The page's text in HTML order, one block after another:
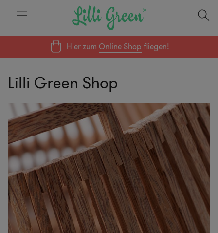
Hier zumOnline Shop fliegen!
Lilli Green Shop